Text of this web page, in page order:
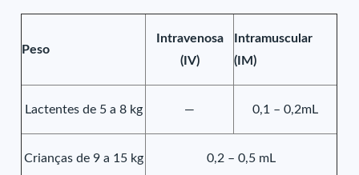
Peso
Intravenosa
(IV)
Intramuscular
(IM)
Lactentes de 5 a 8 kg — 0,1 – 0,2mL
Crianças de 9 a 15 kg 0,2 – 0,5 mL